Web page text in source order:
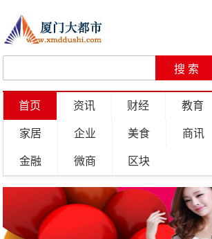
首页 资讯 财经 教育
家居 企业 美食 商讯
金融 微商 区块